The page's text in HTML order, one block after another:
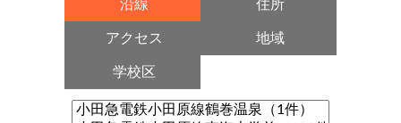
沿線 住所
アクセス 地域
学校区